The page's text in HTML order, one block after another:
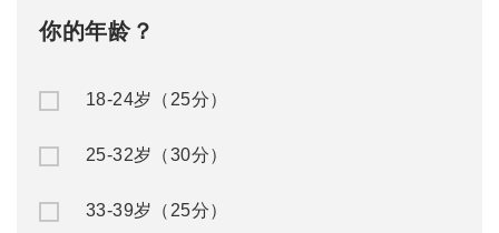
你的年龄？
18-24岁（25分）
25-32岁（30分）
33-39岁（25分）